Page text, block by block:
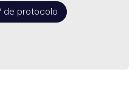
de protocolo